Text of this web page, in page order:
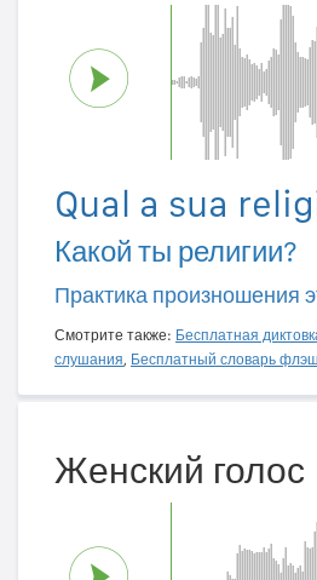
Qual a sua
Какой ты религии?
Практика произношения
Смотрите также: Бесплатная
слушания, Бесплатный словарь
Женский голос